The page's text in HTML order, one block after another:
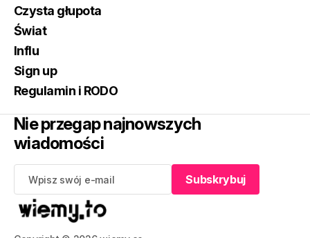
Czysta głupota
Świat
Influ
Sign up
Regulamin i RODO
Nie przegap najnowszych
wiadomości
Subskrybuj
Subskrybuj